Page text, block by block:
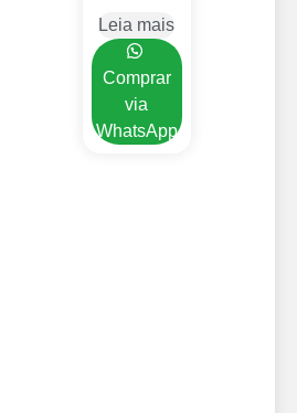
Leia mais
Comprar
via
WhatsApp